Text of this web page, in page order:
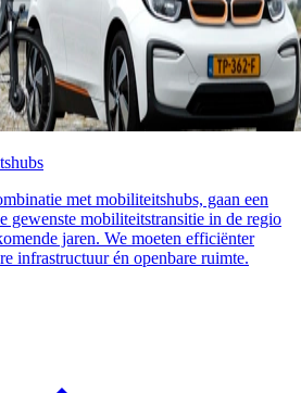
met mobiliteitshubs, gaan een
gewenste mobiliteitstransitie in de regio
jaren. We moeten efficiënter
infrastructuur én openbare ruimte.